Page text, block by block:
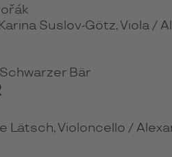
Suslov-Götz, Viola /
Bär
Lätsch, Violoncello /